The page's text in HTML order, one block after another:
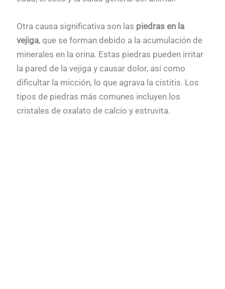
Otra causa significativa son las piedras en la
vejiga, que se forman debido a la acumulación de
minerales en la orina. Estas piedras pueden irritar
la pared de la vejiga y causar dolor, así como
dificultar la micción, lo que agrava la cistitis. Los
tipos de piedras más comunes incluyen los
cristales de oxalato de calcio y estruvita.